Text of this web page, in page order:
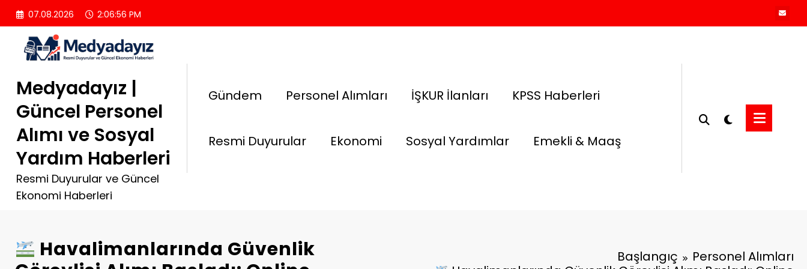
İçeriğe
atla
07.08.2026 2:06:57 PM
Medyadayız |
Güncel Personel
Alımı ve Sosyal
Yardım Haberleri
Resmi Duyurular ve Güncel
Ekonomi Haberleri
Gündem Personel Alımları İŞKUR İlanları KPSS Haberleri
Resmi Duyurular Ekonomi Sosyal Yardımlar Emekli & Maaş
Havalimanlarında Güvenlik
Başlangıç
Personel Alımları